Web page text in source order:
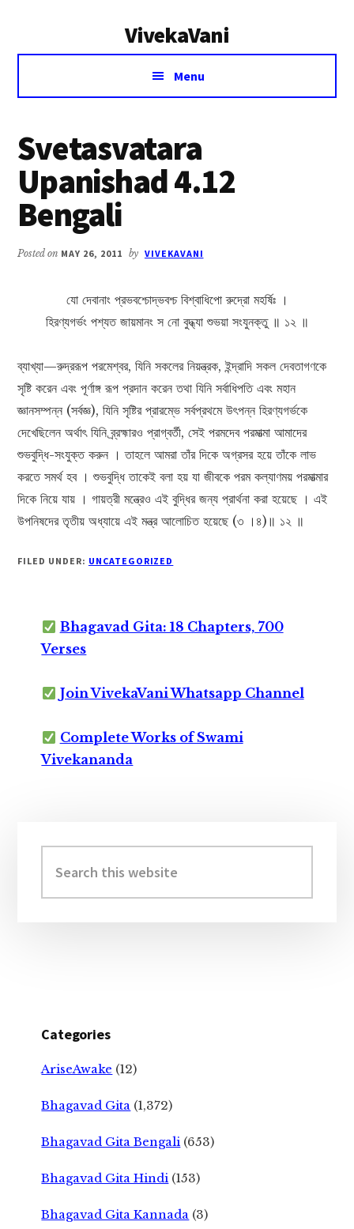
VivekaVani
Voice
Vivekananda
Menu
Svetasvatara
Upanishad 4.12
Bengali
Posted on MAY 26, 2011 by VIVEKAVANI
যো দেবানাং প্রভবশ্চোদ্ভবশ্চ বিশ্বাধিপো রুদ্রো মহর্ষিঃ ।
হিরণ্যগর্ভং পশ্যত জায়মানং স নো বুদ্ধ্যা শুভয়া সংযুনক্তু ॥ ১২ ॥
ব্যাখ্যা—রুদ্ররূপ পরমেশ্বর, যিনি সকলের নিয়ন্ত্রক, ইন্দ্রাদি সকল দেবতাগণকে
সৃষ্টি করেন এবং পূর্ণাঙ্গ রূপ প্রদান করেন তথা যিনি সর্বাধিপতি এবং মহান
জ্ঞানসম্পন্ন (সর্বজ্ঞ), যিনি সৃষ্টির প্রারম্ভে সর্বপ্রথমে উৎপন্ন হিরণ্যগর্ভকে
দেখেছিলেন অর্থাৎ যিনি ব্র্রহ্মারও প্রাগ্বর্তী, সেই পরমদেব পরমাত্মা আমাদের
শুভবুদ্ধি-সংযুক্ত করুন । তাহলে আমরা তাঁর দিকে অগ্রসর হয়ে তাঁকে লাভ
করতে সমর্থ হব । শুভবুদ্ধি তাকেই বলা হয় যা জীবকে পরম কল্যাণময় পরমাত্মার
দিকে নিয়ে যায় । গায়ত্রী মন্ত্রেও এই বুদ্ধির জন্য প্রার্থনা করা হয়েছে । এই
উপনিষদের তৃতীয় অধ্যায়ে এই মন্ত্র আলোচিত হয়েছে (৩ ।৪)॥ ১২ ॥
FILED UNDER: UNCATEGORIZED
Bhagavad Gita: 18 Chapters, 700
Verses
Join VivekaVani Whatsapp Channel
Complete Works of Swami
Vivekananda
Sidebar
this
website
Categories
AriseAwake (12)
Bhagavad Gita (1,372)
Bhagavad Gita Bengali (653)
Bhagavad Gita Hindi (153)
Bhagavad Gita Kannada (3)